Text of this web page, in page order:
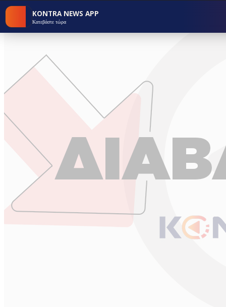
KONTRA NEWS APP
Κατεβάστε τώρα